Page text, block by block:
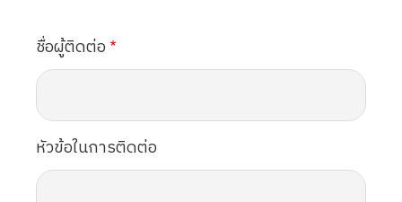
ชื่อผู้ติดต่อ
หัวข้อในการติดต่อ